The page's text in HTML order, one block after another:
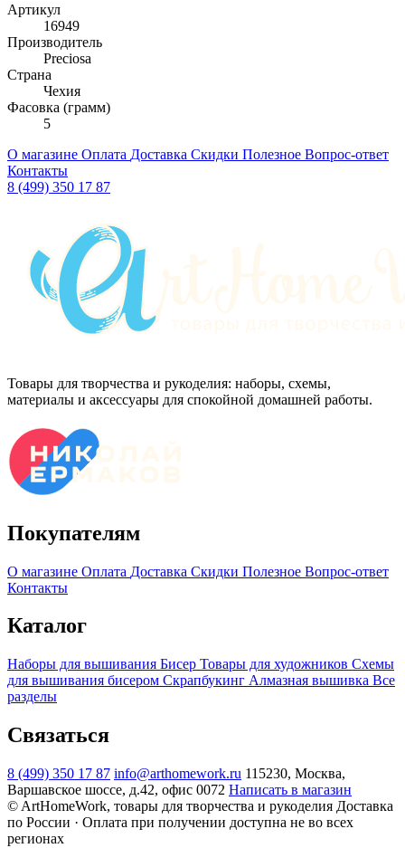
Артикул
16949
Производитель
Preciosa
Страна
Чехия
Фасовка (грамм)
5
О магазине Оплата Доставка Скидки Полезное Вопрос-ответ
Контакты
8 (499) 350 17 87
Товары для творчества и рукоделия: наборы, схемы,
материалы и аксессуары для спокойной домашней работы.
Покупателям
О магазине Оплата Доставка Скидки Полезное Вопрос-ответ
Контакты
Каталог
Наборы для вышивания Бисер Товары для художников Схемы
для вышивания бисером Скрапбукинг Алмазная вышивка Все
разделы
Связаться
8 (499) 350 17 87 info@arthomework.ru 115230, Москва,
Варшавское шоссе, д.42, офис 0072 Написать в магазин
© ArtHomeWork, товары для творчества и рукоделия Доставка
по России · Оплата при получении доступна не во всех
регионах